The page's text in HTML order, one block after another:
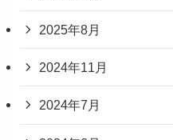
2025年8月
2024年11月
2024年7月